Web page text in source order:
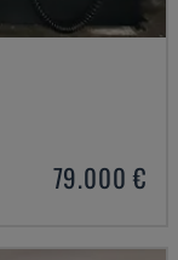
79.000 €